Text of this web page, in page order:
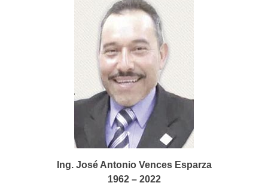
Ing. José Antonio Vences Esparza
1962 – 2022